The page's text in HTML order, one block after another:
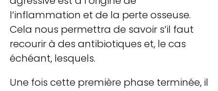
l’inflammation et de la perte osseuse.
Cela nous permettra de savoir s’il faut
recourir à des antibiotiques et, le cas
échéant, lesquels.
Une fois cette première phase terminée, il